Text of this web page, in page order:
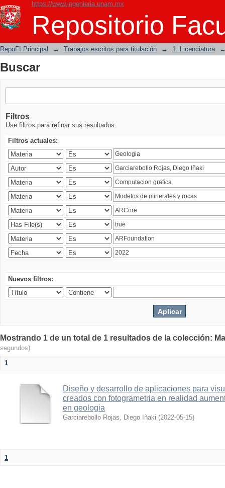
https://www.ingenieria.unam.mx
Repositorio
Buscar
RepoFI Principal → Trabajos escritos para titulación → 1. Licenciatura
Buscar
Filtros
Use filtros para refinar sus resultados.
Filtros actuales:
Nuevos filtros:
Mostrando 1 de un total de 1 resultados de la colección:
segundos)
1
Diseño y desarrollo de aplicaciones para
creados con fotogrametria en realidad
en geologia
Garciarebollo Rojas, Diego Iñaki (2022-05-15)
1